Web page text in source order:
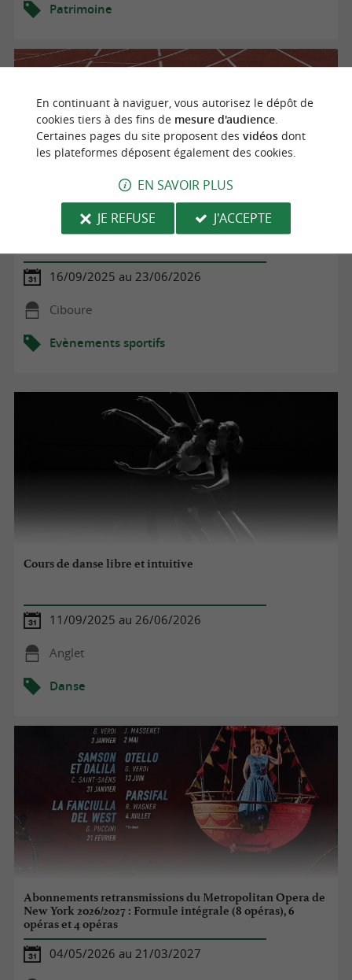
Patrimoine
Cours de Taiyopil
16/09/2025 au 23/06/2026
Ciboure
Evènements sportifs
Cours de danse libre et intuitive
11/09/2025 au 26/06/2026
Anglet
Danse
Abonnements retransmissions du Metropolitan Opera de
New York 2026/2027 : Formule intégrale (8 opéras), 6
opéras et 4 opéras
04/05/2026 au 21/03/2027
En continuant à naviguer, vous autorisez le dépôt de
cookies tiers à des fins de mesure d'audience.
Certaines pages du site proposent des vidéosdont
les plateformes déposent également des cookies.
EN SAVOIR PLUS
JE REFUSE
J'ACCEPTE